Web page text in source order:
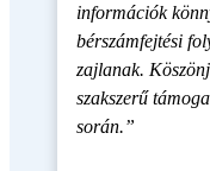
információk
bérszámfejtési
zajlanak.
szakszerű
során.”